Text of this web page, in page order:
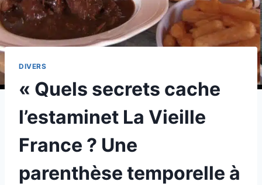
DIVERS
« Quels secrets cache
l’estaminet La Vieille
France ? Une
parenthèse temporelle à